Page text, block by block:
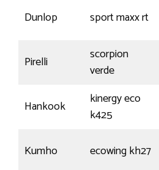
Dunlop sport maxx rt
Pirelli
scorpion
verde
Hankook
kinergy eco
k425
Kumho ecowing kh27